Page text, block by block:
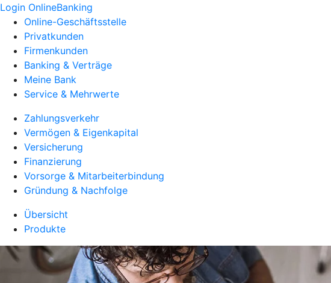
Login OnlineBanking
Online-Geschäftsstelle
Privatkunden
Firmenkunden
Banking & Verträge
Meine Bank
Service & Mehrwerte
Zahlungsverkehr
Vermögen & Eigenkapital
Versicherung
Finanzierung
Vorsorge & Mitarbeiterbindung
Gründung & Nachfolge
Übersicht
Produkte